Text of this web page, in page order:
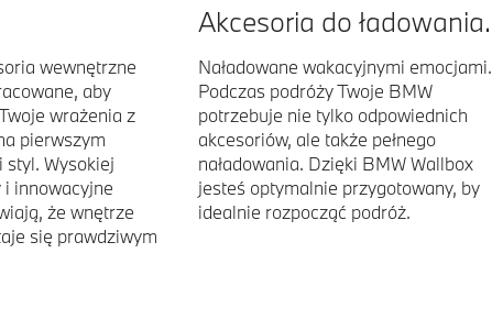
wewnętrzne
aby
wrażenia z
pierwszym
Wysokiej
i innowacyjne
że wnętrze
się prawdziwym
Akcesoria do ładowania.
Naładowane wakacyjnymi emocjami.
Podczas podróży Twoje BMW
potrzebuje nie tylko odpowiednich
akcesoriów, ale także pełnego
naładowania. Dzięki BMW Wallbox
jesteś optymalnie przygotowany, by
idealnie rozpocząć podróż.